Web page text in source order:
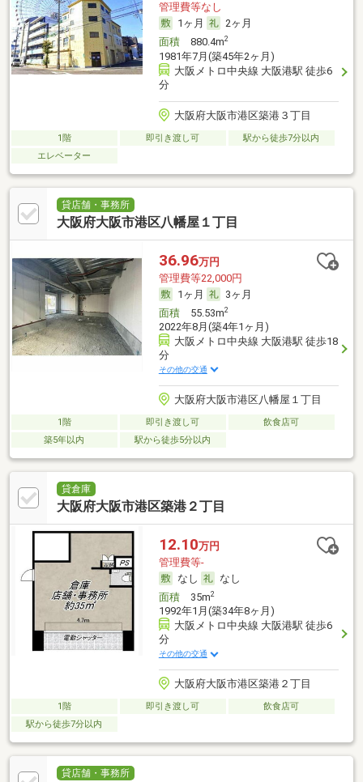
管理費等なし
1ヶ月
2ヶ月
面積880.4m2
1981年7月(築45年2ヶ月)
大阪メトロ中央線 大阪港駅 徒歩6
分
大阪府大阪市港区築港３丁目
1階 即引き渡し可
駅から徒歩7分以内
エレベーター
貸店舗・事務所
大阪府大阪市港区八幡屋１丁目
36.96万円
管理費等22,000円
1ヶ月
3ヶ月
面積55.53m2
2022年8月(築4年1ヶ月)
大阪メトロ中央線 大阪港駅 徒歩18
分
その他の交通
大阪府大阪市港区八幡屋１丁目
1階 即引き渡し可
飲食店可
築5年以内
駅から徒歩5分以内
貸倉庫
大阪府大阪市港区築港２丁目
12.10万円
管理費等-
なし
なし
面積35m2
1992年1月(築34年8ヶ月)
大阪メトロ中央線 大阪港駅 徒歩6
分
その他の交通
大阪府大阪市港区築港２丁目
1階 即引き渡し可
飲食店可
駅から徒歩7分以内
貸店舗・事務所